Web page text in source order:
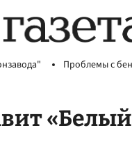
Проблемы с